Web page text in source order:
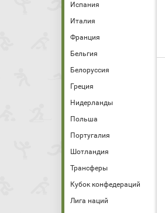
Испания
Италия
Франция
Бельгия
Белоруссия
Греция
Нидерланды
Польша
Португалия
Шотландия
Трансферы
Кубок конфедераций
Лига наций